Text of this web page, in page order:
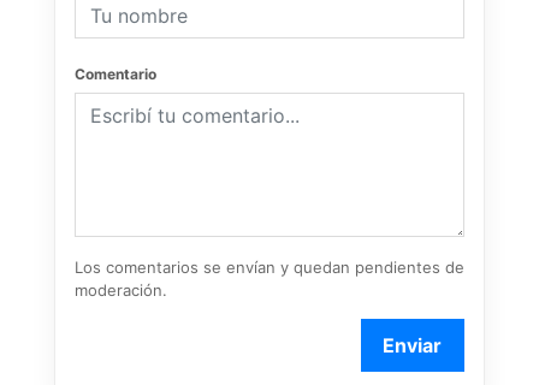
Comentario
Los comentarios se envían y quedan pendientes de
moderación.
Enviar